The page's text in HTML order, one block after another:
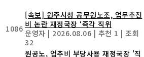
1086
[속보] 원주시청 공무원노조, 업무추진
비 논란 재정국장 ‘즉각 직위
운영자 | 2026.08.06 | 추천 1 | 조회
32
원공노, 업추비 부당사용 재정국장 '직